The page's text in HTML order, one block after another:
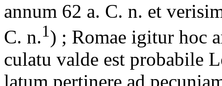
annum 62 a. C. n. et
C. n.1) ; Romae igitur hoc
culatu valde est probabile
latum pertinere ad